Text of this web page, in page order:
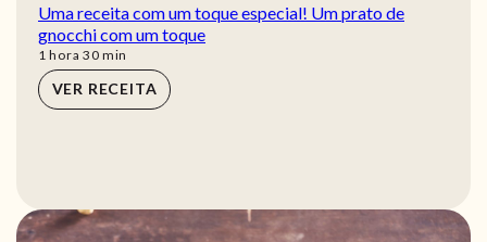
Uma receita com um toque especial! Um prato de
gnocchi com um toque
1 hora
hora 30min
min
VER RECEITA